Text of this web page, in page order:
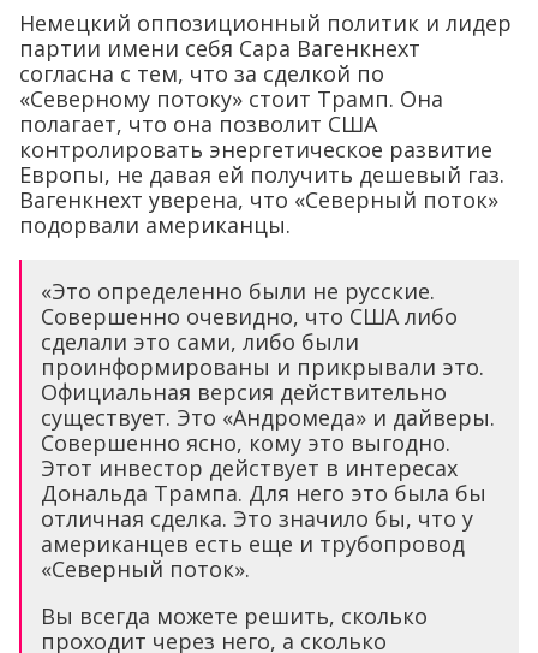
Немецкий оппозиционный политик и лидер
партии имени себя Сара Вагенкнехт
согласна с тем, что за сделкой по
«Северному потоку» стоит Трамп. Она
полагает, что она позволит США
контролировать энергетическое развитие
Европы, не давая ей получить дешевый газ.
Вагенкнехт уверена, что «Северный поток»
подорвали американцы.
«Это определенно были не русские.
Совершенно очевидно, что США либо
сделали это сами, либо были
проинформированы и прикрывали это.
Официальная версия действительно
существует. Это «Андромеда» и дайверы.
Совершенно ясно, кому это выгодно.
Этот инвестор действует в интересах
Дональда Трампа. Для него это была бы
отличная сделка. Это значило бы, что у
американцев есть еще и трубопровод
«Северный поток».
Вы всегда можете решить, сколько
проходит через него, а сколько